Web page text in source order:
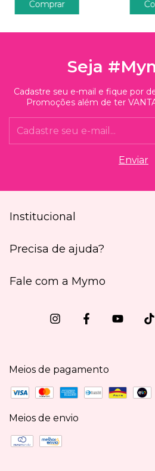
Comprar
Seja
Cadastre seu e-mail e fique por
Promoções além de ter
Institucional
Precisa de ajuda?
Fale com a Mymo
Meios de pagamento
Meios de envio